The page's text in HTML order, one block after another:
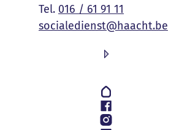
016 / 61 91 11
E-mailsocialedienst@haacht.be
Volg ons op